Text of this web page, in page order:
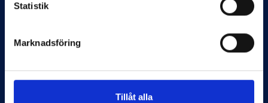
Statistik
Marknadsföring
Tillåt alla